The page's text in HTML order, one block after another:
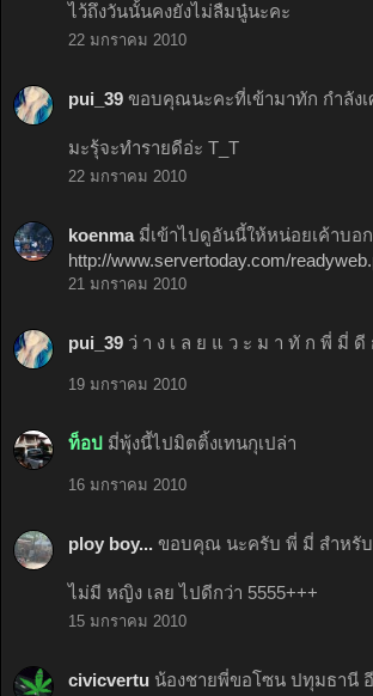
ไว้ถึงวันนั้นคงยังไม่ลืมนู๋นะคะ
22 มกราคม 2010
pui_39 ขอบคุณนะคะที่เข้ามาทัก กำลัง
มะรุ้จะทำรายดีอ่ะ T_T
22 มกราคม 2010
koenma มี่เข้าไปดูอันนี้ให้หน่อยเค้าบอ
http://www.servertoday.com/
21 มกราคม 2010
pui_39 ว่ า ง เ ล ย แ ว ะ ม า ทั ก พี่ มี่ ดี
19 มกราคม 2010
ท็อป มี่พุ้งนี้ไปมิตติ้งเทนกุเปล่า
16 มกราคม 2010
ploy boy... ขอบคุณ นะครับ พี่ มี่ สำหรั
ไม่มี หญิง เลย ไปดีกว่า 5555+++
15 มกราคม 2010
civicvertu น้องชายพี่ขอโซน ปทุมธานี